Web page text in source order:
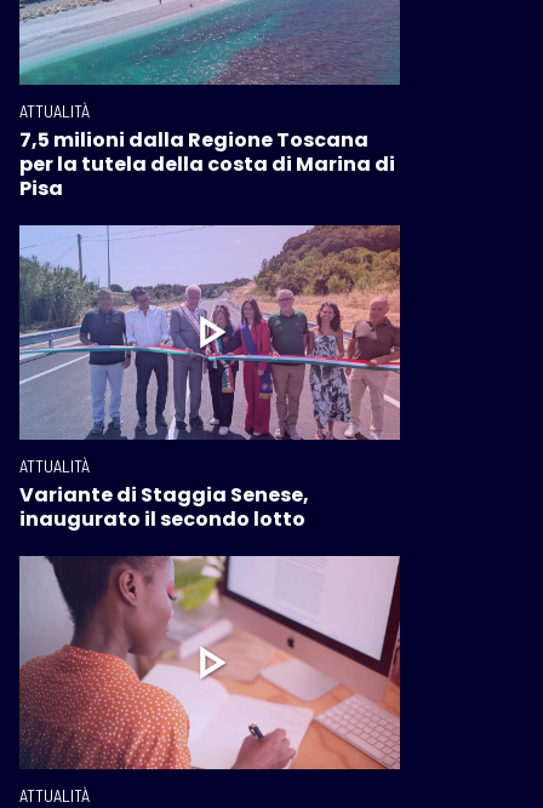
ATTUALITÀ
7,5 milioni dalla Regione Toscana
per la tutela della costa di Marina di
Pisa
ATTUALITÀ
Variante di Staggia Senese,
inaugurato il secondo lotto
ATTUALITÀ